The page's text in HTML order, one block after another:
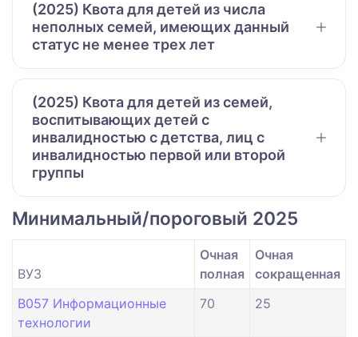
(2025) Квота для детей из числа
неполных семей, имеющих данный
статус не менее трех лет
(2025) Квота для детей из семей,
воспитывающих детей с
инвалидностью с детства, лиц с
инвалидностью первой или второй
группы
Минимальный/пороговый 2025
ВУЗ
Очная
полная
Очная
сокращенная
B057 Информационные
технологии
70 25